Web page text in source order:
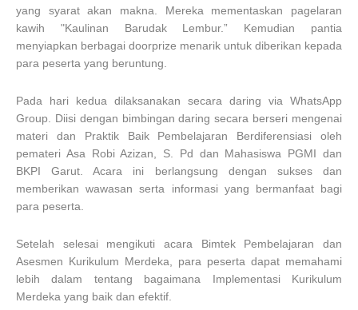
yang syarat akan makna. Mereka mementaskan pagelaran
kawih "Kaulinan Barudak Lembur.” Kemudian pantia
menyiapkan berbagai doorprize menarik untuk diberikan kepada
para peserta yang beruntung.
Pada hari kedua dilaksanakan secara daring via WhatsApp
Group. Diisi dengan bimbingan daring secara berseri mengenai
materi dan Praktik Baik Pembelajaran Berdiferensiasi oleh
pemateri Asa Robi Azizan, S. Pd dan Mahasiswa PGMI dan
BKPI Garut. Acara ini berlangsung dengan sukses dan
memberikan wawasan serta informasi yang bermanfaat bagi
para peserta.
Setelah selesai mengikuti acara Bimtek Pembelajaran dan
Asesmen Kurikulum Merdeka, para peserta dapat memahami
lebih dalam tentang bagaimana Implementasi Kurikulum
Merdeka yang baik dan efektif.